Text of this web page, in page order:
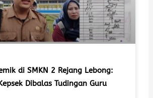
di SMKN 2 Rejang Lebong:
Dibalas Tudingan Guru